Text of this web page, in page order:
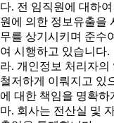
다. 전 임직원에 대하
원에 의한 정보유출을
무를 상기시키며 준수
여 시행하고 있습니다.
라. 개인정보 처리자의
철저하게 이뤄지고 있
에 대한 책임을 명확
마. 회사는 전산실 및